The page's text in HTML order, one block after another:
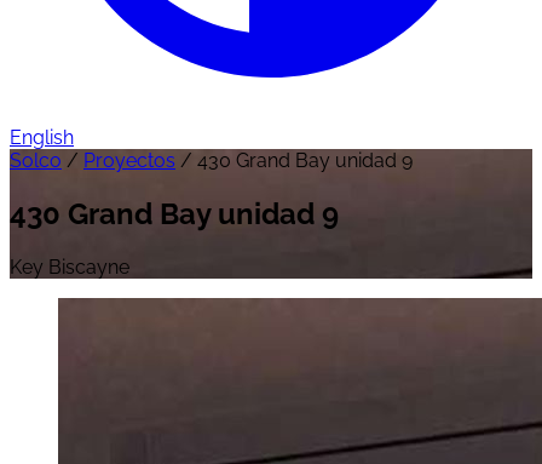
English
Solco / Proyectos / 430 Grand Bay unidad 9
430 Grand Bay unidad 9
Key Biscayne